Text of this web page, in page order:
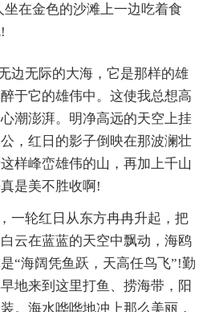
在金色的沙滩上一边吃着食
边无际的大海，它是那样的雄
于它的雄伟中。这使我总想高
潮澎湃。明净高远的天空上挂
，红日的影子倒映在那波澜壮
样峰峦雄伟的山，再加上千山
是美不胜收啊!
一轮红日从东方冉冉升起，把
云在蓝蓝的天空中飘动，海鸥
“海阔凭鱼跃，天高任鸟飞”!勤
地来到这里打鱼、捞海带，阳
。海水哗哗地冲上那么美丽，